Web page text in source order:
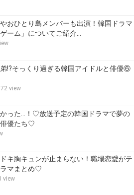
おひとり島メンバーも出演！韓国ドラマ
ーム」についてご紹介…
!?そっくり過ぎる韓国アイドルと俳優⑥
view
った…！♡放送予定の韓国ドラマで夢の
優たち♡
キ胸キュンが止まらない！職場恋愛がテ
マまとめ♡
view